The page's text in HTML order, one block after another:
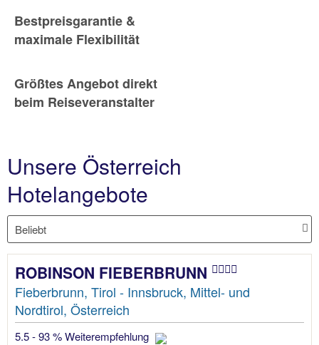
Bestpreisgarantie &
maximale Flexibilität
Größtes Angebot direkt
beim Reiseveranstalter
Unsere Österreich
Hotelangebote
ROBINSON FIEBERBRUNN
Fieberbrunn, Tirol - Innsbruck, Mittel- und
Nordtirol, Österreich
5.5 - 93 % Weiterempfehlung